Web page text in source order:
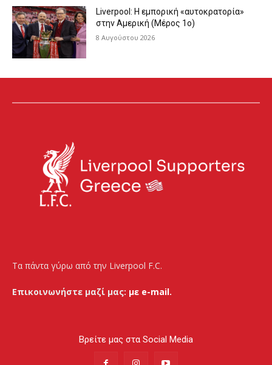
Liverpool: Η εμπορική «αυτοκρατορία»
στην Αμερική (Μέρος 1ο)
8 Αυγούστου 2026
Τα πάντα γύρω από την Liverpool F.C.
Επικοινωνήστε μαζί μας: με e-mail.
Βρείτε μας στα Social Media